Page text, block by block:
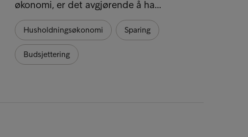
økonomi, er det avgjørende å ha…
Husholdningsøkonomi Sparing
Budsjettering